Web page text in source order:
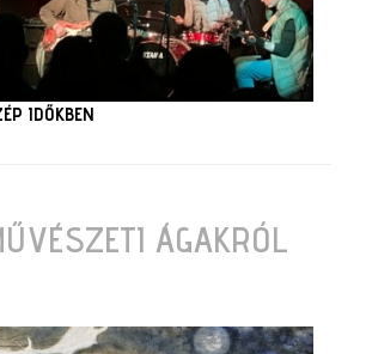
IDŐKBEN
ÁGAKRÓL